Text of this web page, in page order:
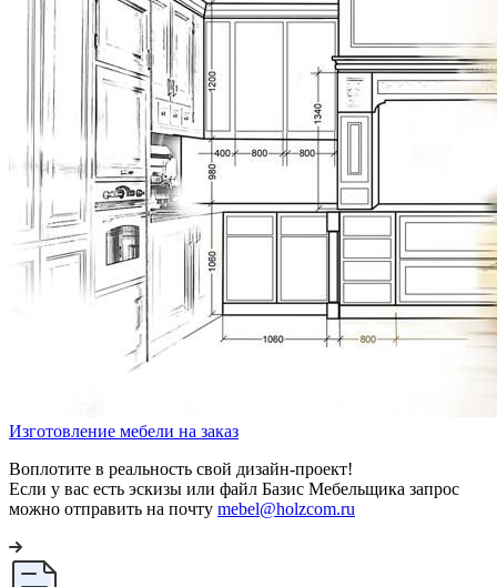
Изготовление мебели на заказ
Воплотите в реальность свой дизайн-проект!
Если у вас есть эскизы или файл Базис Мебельщика запрос
можно отправить на почту mebel@holzcom.ru